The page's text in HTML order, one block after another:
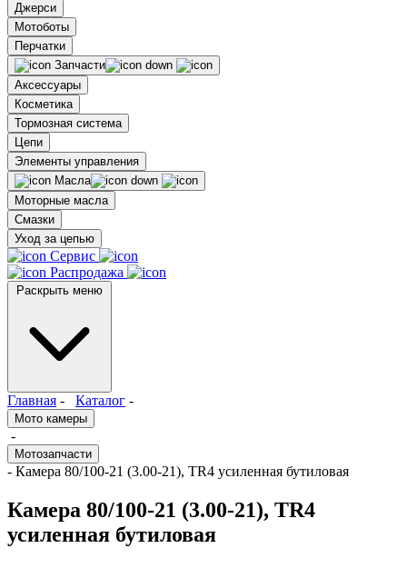
Джерси
Мотоботы
Перчатки
Запчасти
Аксессуары
Косметика
Тормозная система
Цепи
Элементы управления
Масла
Моторные масла
Смазки
Уход за цепью
Сервис
Распродажа
Главная - Каталог -
Мото камеры
-
Мотозапчасти
- Камера 80/100-21 (3.00-21), TR4 усиленная бутиловая
Камера 80/100-21 (3.00-21), TR4
усиленная бутиловая